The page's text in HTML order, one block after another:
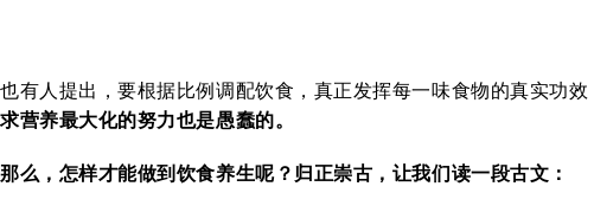
也有人提出，要根据比例调配饮食，真正发挥每一味食物的真实功
求营养最大化的努力也是愚蠢的。
那么，怎样才能做到饮食养生呢？归正崇古，让我们读一段古文：